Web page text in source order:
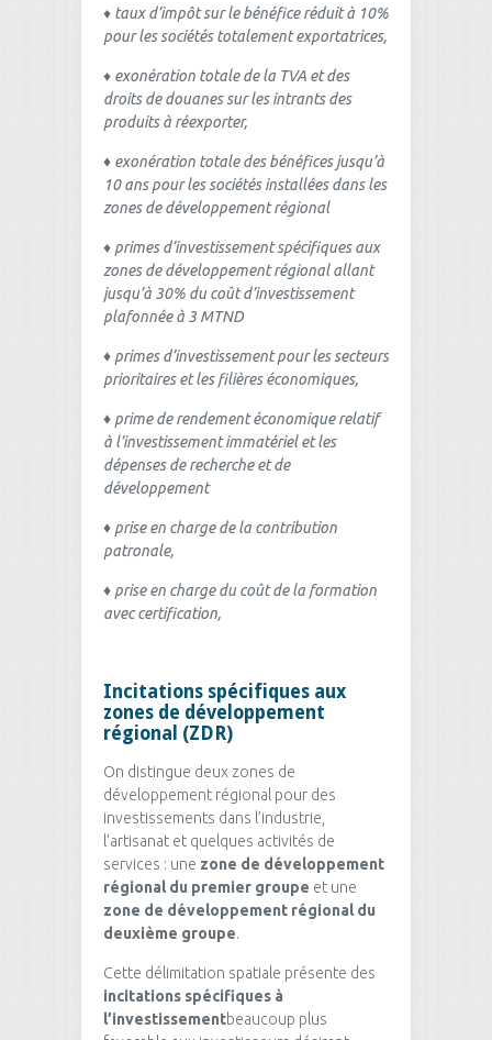
♦ taux d’impôt sur le bénéfice réduit à 10%
pour les sociétés totalement exportatrices,
♦ exonération totale de la TVA et des
droits de douanes sur les intrants des
produits à réexporter,
♦ exonération totale des bénéfices jusqu’à
10 ans pour les sociétés installées dans les
zones de développement régional
♦ primes d’investissement spécifiques aux
zones de développement régional allant
jusqu’à 30% du coût d’investissement
plafonnée à 3 MTND
♦ primes d’investissement pour les secteurs
prioritaires et les filières économiques,
♦ prime de rendement économique relatif
à l’investissement immatériel et les
dépenses de recherche et de
développement
♦ prise en charge de la contribution
patronale,
♦ prise en charge du coût de la formation
avec certification,
Incitations spécifiques aux
zones de développement
régional (ZDR)
On distingue deux zones de
développement régional pour des
investissements dans l’industrie,
l’artisanat et quelques activités de
services : une zone de développement
régional du premier groupe et une
zone de développement régional du
deuxième groupe.
Cette délimitation spatiale présente des
incitations spécifiques à
l’investissementbeaucoup plus